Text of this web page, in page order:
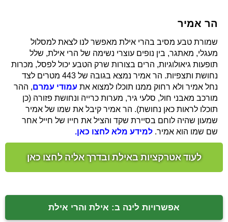
הר אמיר
שמורת טבע מסיב בהרי אילת מאפשר לנו לצאת למסלול
מעגלי, מאתגר, בין נופים עוצרי נשימה של הרי אילת, שלל
תופעות גיאולוגיות, הרים בצורות שרק הטבע יכול לפסל, מכרות
נחושת ותצפיות. הר אמיר נמצא בגובה של 443 מטרים לצד
נחל אמיר ולא רחוק ממנו תוכלו למצוא את עמודי עמרם, ההר
מורכב מאבני חול, סלעי גיר, מערות כרייה ונחושת פזורה (כן
תוכלו לראות כאן נחושת). הר אמיר קיבל את שמו של אמיר
שמעון שהיה לוחם בסיירת שקד והציל את חייו של חייל אחר
שם שמו הוא אמיר. למידע מלא לחצו כאן.
לעוד אטרקציות באילת ובדרך אליה לחצו כאן
אפשרויות לינה ב: אילת והרי אילת